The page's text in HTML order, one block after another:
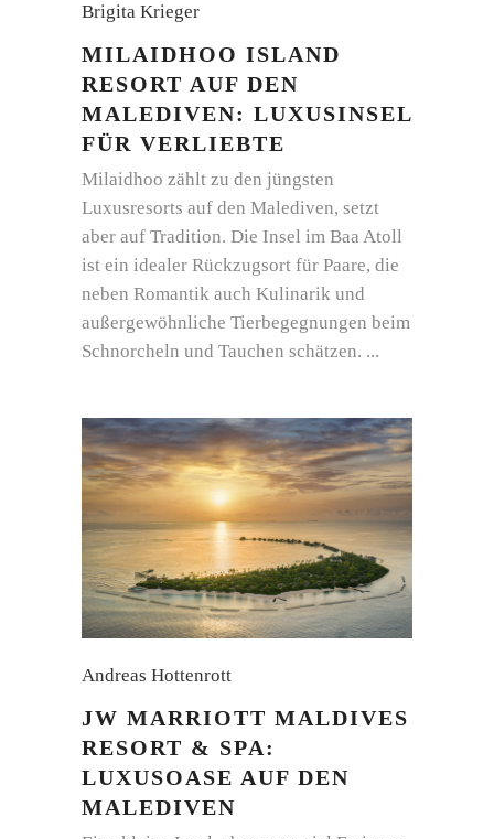
Brigita Krieger
MILAIDHOO ISLAND
RESORT AUF DEN
MALEDIVEN: LUXUSINSEL
FÜR VERLIEBTE
Milaidhoo zählt zu den jüngsten
Luxusresorts auf den Malediven, setzt
aber auf Tradition. Die Insel im Baa Atoll
ist ein idealer Rückzugsort für Paare, die
neben Romantik auch Kulinarik und
außergewöhnliche Tierbegegnungen beim
Schnorcheln und Tauchen schätzen.
Andreas Hottenrott
JW MARRIOTT MALDIVES
RESORT & SPA:
LUXUSOASE AUF DEN
MALEDIVEN